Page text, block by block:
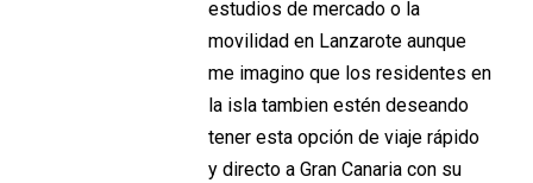
estudios de mercado o la
movilidad en Lanzarote aunque
me imagino que los residentes en
la isla tambien estén deseando
tener esta opción de viaje rápido
y directo a Gran Canaria con su